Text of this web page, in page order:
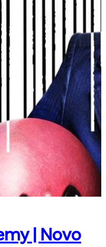
| Novo